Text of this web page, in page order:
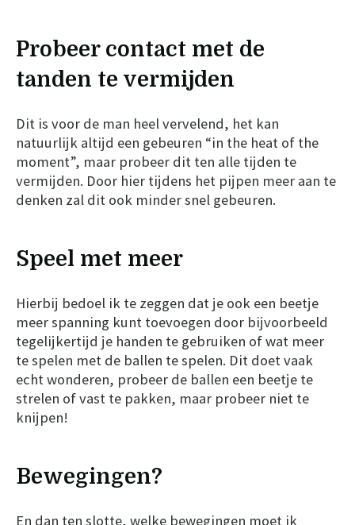
Probeer contact met de
tanden te vermijden
Dit is voor de man heel vervelend, het kan
natuurlijk altijd een gebeuren “in the heat of the
moment”, maar probeer dit ten alle tijden te
vermijden. Door hier tijdens het pijpen meer aan te
denken zal dit ook minder snel gebeuren.
Speel met meer
Hierbij bedoel ik te zeggen dat je ook een beetje
meer spanning kunt toevoegen door bijvoorbeeld
tegelijkertijd je handen te gebruiken of wat meer
te spelen met de ballen te spelen. Dit doet vaak
echt wonderen, probeer de ballen een beetje te
strelen of vast te pakken, maar probeer niet te
knijpen!
Bewegingen?
En dan ten slotte, welke bewegingen moet ik